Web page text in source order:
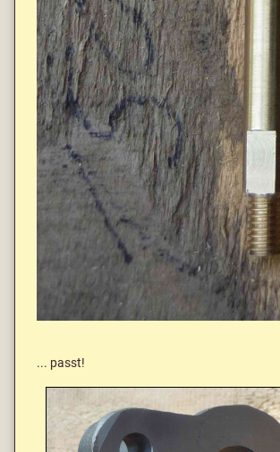
... passt!